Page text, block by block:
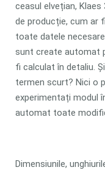
ceasul elvețian,
de producție, cum ar
toate datele
sunt create automat
fi calculat în detaliu.
termen scurt? Nici o
experimentați modul
automat toate
Dimensiunile,